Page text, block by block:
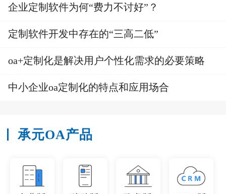
企业定制软件为何“费力不讨好”？
定制软件开发中存在的“三高二低”
oa+定制化是解决用户个性化需求的必要策略
中小企业oa定制化的特点和应用场合
承元OA产品